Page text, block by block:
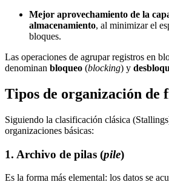
Mejor aprovechamiento de la
almacenamiento, al minimizar el
bloques.
Las operaciones de agrupar registros en
denominan bloqueo (blocking) y
Tipos de organización de
Siguiendo la clasificación clásica
organizaciones básicas:
1. Archivo de pilas (pile)
Es la forma más elemental: los datos se